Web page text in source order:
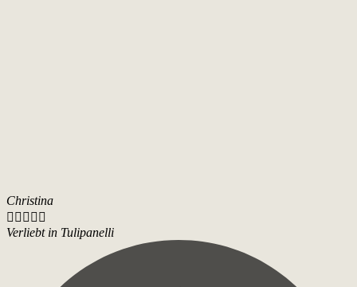
Christina
    
Verliebt in Tulipanelli